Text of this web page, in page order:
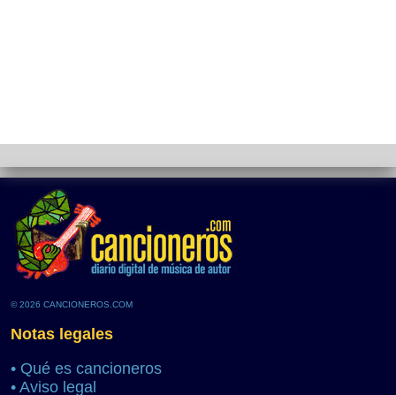
© 2026 CANCIONEROS.COM
Notas legales
• Qué es cancioneros
• Aviso legal